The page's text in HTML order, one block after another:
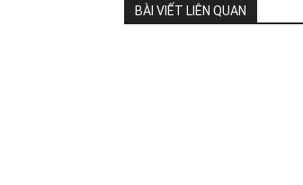
BÀI VIẾT LIÊN QUAN